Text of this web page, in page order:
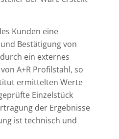
Kunden eine
Bestätigung von
ein externes
A+R Profilstahl, so
ermittelten Werte
Einzelstück
der Ergebnisse
ist technisch und